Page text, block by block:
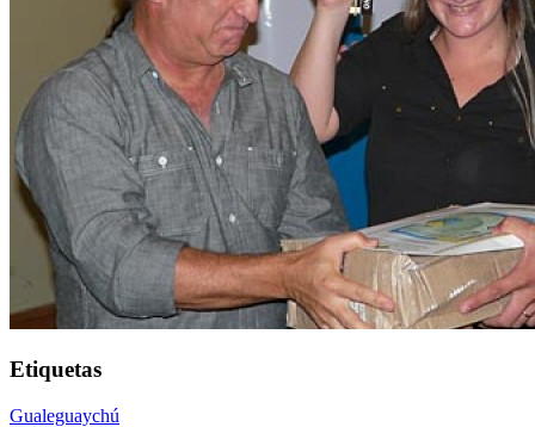
Etiquetas
Gualeguaychú